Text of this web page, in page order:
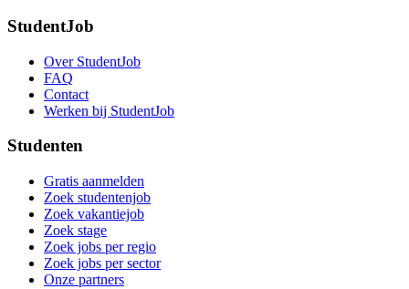
StudentJob
Over StudentJob
FAQ
Contact
Werken bij StudentJob
Studenten
Gratis aanmelden
Zoek studentenjob
Zoek vakantiejob
Zoek stage
Zoek jobs per regio
Zoek jobs per sector
Onze partners